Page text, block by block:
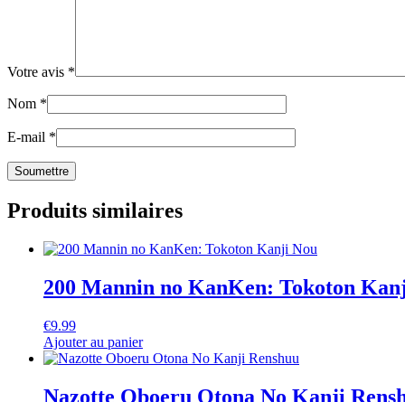
Votre avis *
Nom *
E-mail *
Produits similaires
200 Mannin no KanKen: Tokoton
€9.99
Ajouter au panier
Nazotte Oboeru Otona No Kanji